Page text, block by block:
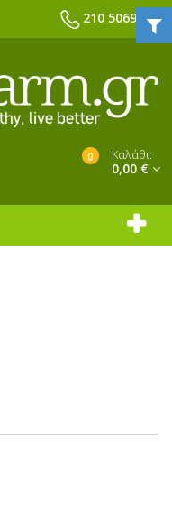
210 5069039
0 Καλάθι:
0,00 €